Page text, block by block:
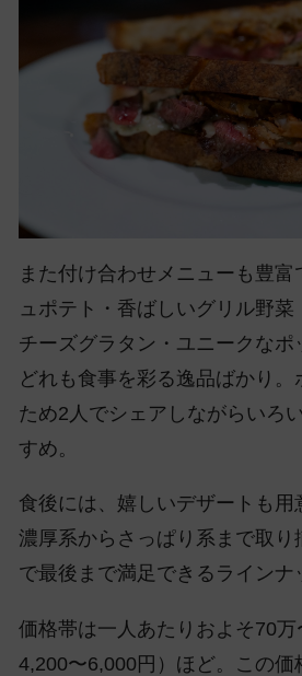
また付け合わせメニューも豊富
ュポテト・香ばしいグリル野
チーズグラタン・ユニークなポ
どれも食事を彩る逸品ばかり。
ため2人でシェアしながらいろ
すめ。
食後には、嬉しいデザートも用
濃厚系からさっぱり系まで取り
で最後まで満足できるラインナ
価格帯は一人あたりおよそ70
4,200〜6,000円）ほど。この価